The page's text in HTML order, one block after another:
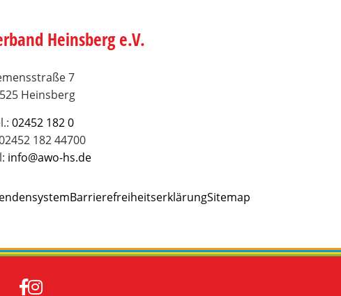
Heinsberg e.V.
7
Heinsberg
02452 182 0
182 44700
info@awo-hs.de
BarrierefreiheitserklärungSitemap